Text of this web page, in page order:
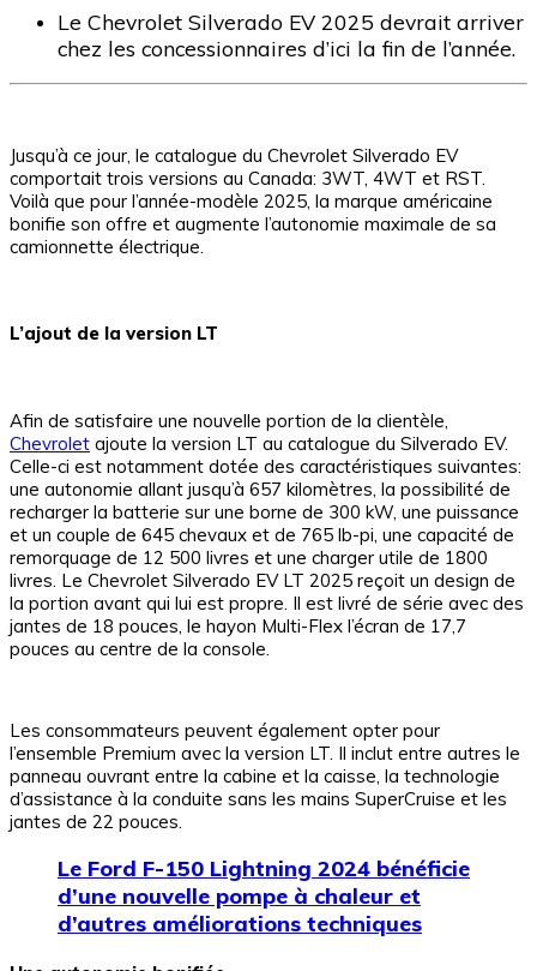
Le Chevrolet Silverado EV 2025 devrait arriver
chez les concessionnaires d’ici la fin de l’année.
Jusqu’à ce jour, le catalogue du Chevrolet Silverado EV
comportait trois versions au Canada: 3WT, 4WT et RST.
Voilà que pour l’année-modèle 2025, la marque américaine
bonifie son offre et augmente l’autonomie maximale de sa
camionnette électrique.
L’ajout de la version LT
Afin de satisfaire une nouvelle portion de la clientèle,
Chevrolet ajoute la version LT au catalogue du Silverado EV.
Celle-ci est notamment dotée des caractéristiques suivantes:
une autonomie allant jusqu’à 657 kilomètres, la possibilité de
recharger la batterie sur une borne de 300 kW, une puissance
et un couple de 645 chevaux et de 765 lb-pi, une capacité de
remorquage de 12 500 livres et une charger utile de 1800
livres. Le Chevrolet Silverado EV LT 2025 reçoit un design de
la portion avant qui lui est propre. Il est livré de série avec des
jantes de 18 pouces, le hayon Multi-Flex l’écran de 17,7
pouces au centre de la console.
Les consommateurs peuvent également opter pour
l’ensemble Premium avec la version LT. Il inclut entre autres le
panneau ouvrant entre la cabine et la caisse, la technologie
d’assistance à la conduite sans les mains SuperCruise et les
jantes de 22 pouces.
Le Ford F-150 Lightning 2024 bénéficie
d’une nouvelle pompe à chaleur et
d’autres améliorations techniques